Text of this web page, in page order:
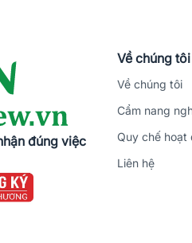
đúng việc
Về chúng tôi
Về chúng tôi
Cẩm nang
Quy chế hoạt
Liên hệ